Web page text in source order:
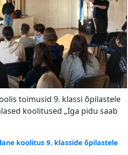
toimusid 9. klassi õpilastele
koolitused „Iga pidu saab
koolitus 9. klasside õpilastele